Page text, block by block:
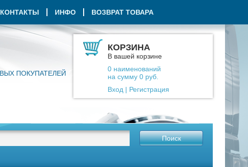
КОРЗИНА
В вашей корзине
0 наименований
на сумму 0 руб.
Вход | Регистрация
КОНТАКТЫ ИНФО ВОЗВРАТ ТОВАРА
ПОКУПАТЕЛЕЙ
Поиск